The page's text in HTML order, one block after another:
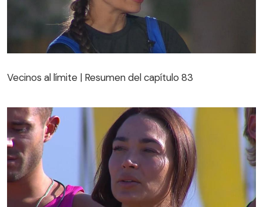
Vecinos al límite | Resumen del capítulo 83